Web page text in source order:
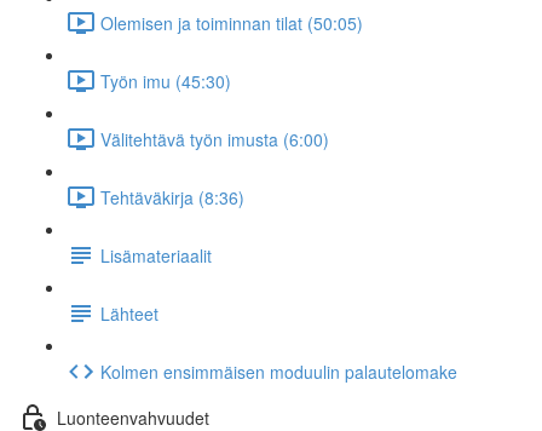
Olemisen ja toiminnan tilat (50:05)
Työn imu (45:30)
Välitehtävä työn imusta (6:00)
Tehtäväkirja (8:36)
Lisämateriaalit
Lähteet
Kolmen ensimmäisen moduulin palautelomake
Luonteenvahvuudet